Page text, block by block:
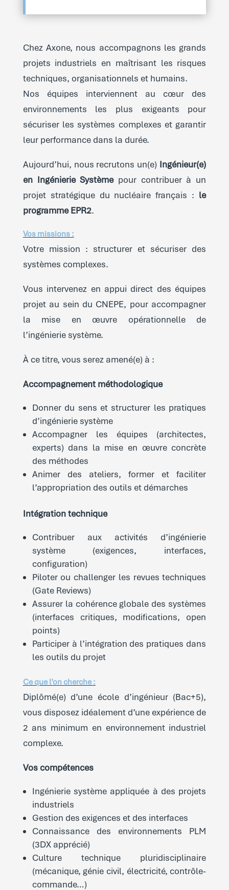
Chez Axone, nous accompagnons les grands
projets industriels en maîtrisant les risques
techniques, organisationnels et humains.
Nos équipes interviennent au cœur des
environnements les plus exigeants pour
sécuriser les systèmes complexes et garantir
leur performance dans la durée.
Aujourd’hui, nous recrutons un(e) Ingénieur(e)
en Ingénierie Systèmepour contribuer à un
projet stratégique du nucléaire français : le
programme EPR2.
Vos missions :
Votre mission : structurer et sécuriser des
systèmes complexes.
Vous intervenez en appui direct des équipes
projet au sein du CNEPE, pour accompagner
la mise en œuvre opérationnelle de
l’ingénierie système.
À ce titre, vous serez amené(e) à :
Accompagnement méthodologique
Donner du sens et structurer les pratiques
d’ingénierie système
Accompagner les équipes (architectes,
experts) dans la mise en œuvre concrète
des méthodes
Animer des ateliers, former et faciliter
l’appropriation des outils et démarches
Intégration technique
Contribuer aux activités d’ingénierie
système (exigences, interfaces,
configuration)
Piloter ou challenger les revues techniques
(Gate Reviews)
Assurer la cohérence globale des systèmes
(interfaces critiques, modifications, open
points)
Participer à l’intégration des pratiques dans
les outils du projet
Ce que l’on cherche :
Diplômé(e) d’une école d’ingénieur (Bac+5),
vous disposez idéalement d’une expérience de
2 ans minimum en environnement industriel
complexe.
Vos compétences
Ingénierie système appliquée à des projets
industriels
Gestion des exigences et des interfaces
Connaissance des environnements PLM
(3DX apprécié)
Culture technique pluridisciplinaire
(mécanique, génie civil, électricité, contrôle-
commande…)